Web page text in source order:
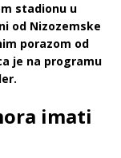
stadionu u
od Nizozemske
porazom od
je na programu
imati